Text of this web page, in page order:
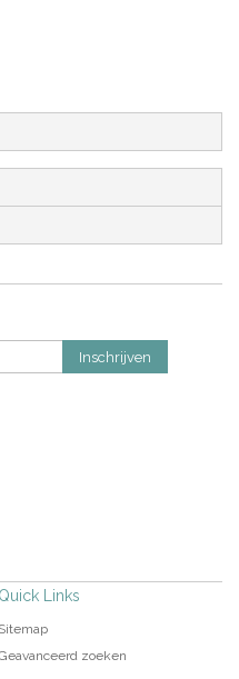
Inschrijven
Quick Links
Sitemap
zoeken